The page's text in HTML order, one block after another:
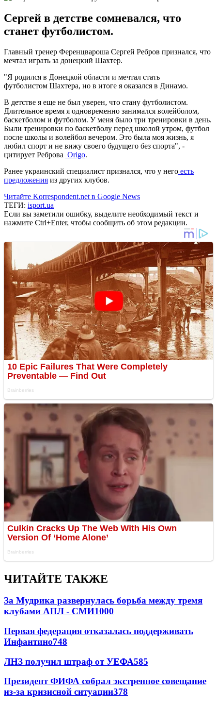
Сергей в детстве сомневался, что
станет футболистом.
Главный тренер Ференцвароша Сергей Ребров признался, что
мечтал играть за донецкий Шахтер.
"Я родился в Донецкой области и мечтал стать
футболистом Шахтера, но в итоге я оказался в Динамо.
В детстве я еще не был уверен, что стану футболистом.
Длительное время я одновременно занимался волейболом,
баскетболом и футболом. У меня было три тренировки в день.
Были тренировки по баскетболу перед школой утром, футбол
после школы и волейбол вечером. Это была моя жизнь, я
любил спорт и не вижу своего будущего без спорта", -
цитирует Реброва Origo.
Ранее украинский специалист признался, что у него есть
предложения из других клубов.
Читайте Korrespondent.net в Google News
ТЕГИ: isport.ua
Если вы заметили ошибку, выделите необходимый текст и
нажмите Ctrl+Enter, чтобы сообщить об этом редакции.
ЧИТАЙТЕ ТАКЖЕ
За Мудрика развернулась борьба между тремя
клубами АПЛ - СМИ1000
Первая федерация отказалась поддерживать
Инфантино748
ЛНЗ получил штраф от УЕФА585
Президент ФИФА собрал экстренное совещание
из-за кризисной ситуации378